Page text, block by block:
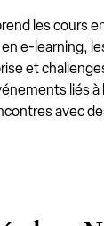
les cours
e-learning,
et
liés
avec